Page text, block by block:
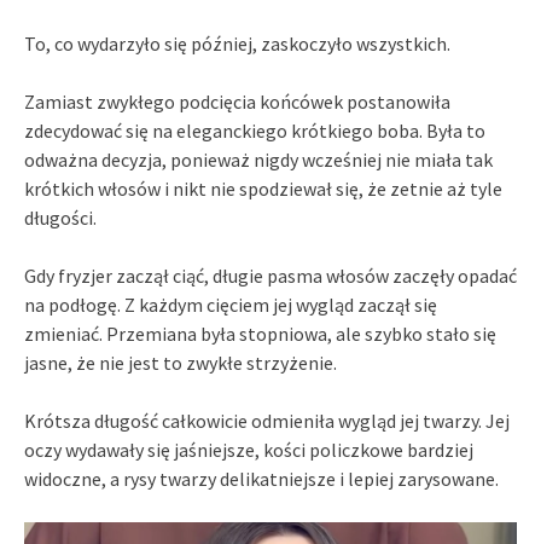
To, co wydarzyło się później, zaskoczyło wszystkich.
Zamiast zwykłego podcięcia końcówek postanowiła
zdecydować się na eleganckiego krótkiego boba. Była to
odważna decyzja, ponieważ nigdy wcześniej nie miała tak
krótkich włosów i nikt nie spodziewał się, że zetnie aż tyle
długości.
Gdy fryzjer zaczął ciąć, długie pasma włosów zaczęły opadać
na podłogę. Z każdym cięciem jej wygląd zaczął się
zmieniać. Przemiana była stopniowa, ale szybko stało się
jasne, że nie jest to zwykłe strzyżenie.
Krótsza długość całkowicie odmieniła wygląd jej twarzy. Jej
oczy wydawały się jaśniejsze, kości policzkowe bardziej
widoczne, a rysy twarzy delikatniejsze i lepiej zarysowane.